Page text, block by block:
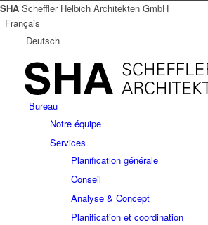
SHA Scheffler Helbich Architekten GmbH
Français
Deutsch
Bureau
Notre équipe
Services
Planification générale
Conseil
Analyse & Concept
Planification et coordination